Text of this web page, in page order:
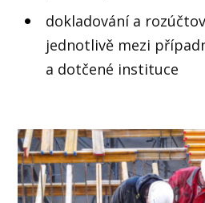
dokladování a
jednotlivě mezi
a dotčené instituce